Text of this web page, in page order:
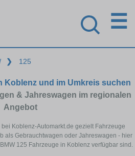
☰
❯ 125
Koblenz und im Umkreis suchen
& Jahreswagen im regionalen
Angebot
Koblenz-Automarkt.de gezielt Fahrzeuge
als Gebrauchtwagen oder Jahreswagen - hier
125 Fahrzeuge in Koblenz verfügbar sind.